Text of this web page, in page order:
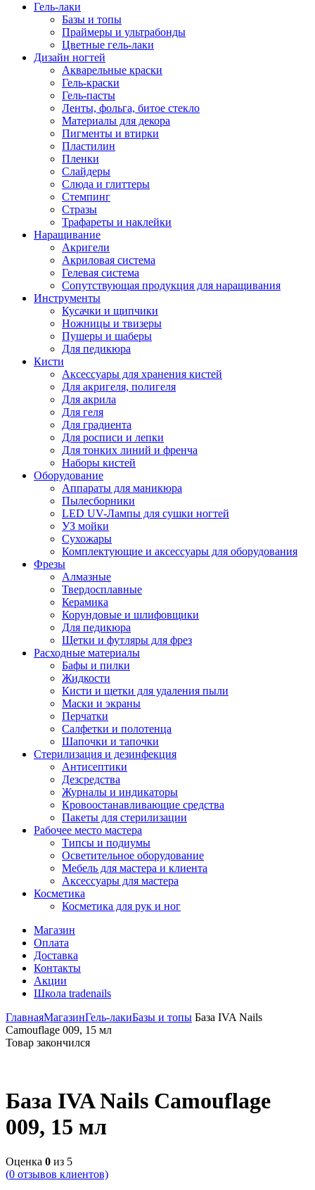
Гель-лаки
Базы и топы
Праймеры и ультрабонды
Цветные гель-лаки
Дизайн ногтей
Акварельные краски
Гель-краски
Гель-пасты
Ленты, фольга, битое стекло
Материалы для декора
Пигменты и втирки
Пластилин
Пленки
Слайдеры
Слюда и глиттеры
Стемпинг
Стразы
Трафареты и наклейки
Наращивание
Акригели
Акриловая система
Гелевая система
Сопутствующая продукция для наращивания
Инструменты
Кусачки и щипчики
Ножницы и твизеры
Пушеры и шаберы
Для педикюра
Кисти
Аксессуары для хранения кистей
Для акригеля, полигеля
Для акрила
Для геля
Для градиента
Для росписи и лепки
Для тонких линий и френча
Наборы кистей
Оборудование
Аппараты для маникюра
Пылесборники
LED UV-Лампы для сушки ногтей
УЗ мойки
Сухожары
Комплектующие и аксессуары для оборудования
Фрезы
Алмазные
Твердосплавные
Керамика
Корундовые и шлифовщики
Для педикюра
Щетки и футляры для фрез
Расходные материалы
Бафы и пилки
Жидкости
Кисти и щетки для удаления пыли
Маски и экраны
Перчатки
Салфетки и полотенца
Шапочки и тапочки
Стерилизация и дезинфекция
Антисептики
Дезсредства
Журналы и индикаторы
Кровоостанавливающие средства
Пакеты для стерилизации
Рабочее место мастера
Типсы и подиумы
Осветительное оборудование
Мебель для мастера и клиента
Аксессуары для мастера
Косметика
Косметика для рук и ног
Магазин
Оплата
Доставка
Контакты
Акции
Школа tradenails
ГлавнаяМагазинГель-лакиБазы и топы База IVA Nails
Camouflage 009, 15 мл
Товар закончился
База IVA Nails Camouflage
009, 15 мл
Оценка 0 из 5
(0 отзывов клиентов)